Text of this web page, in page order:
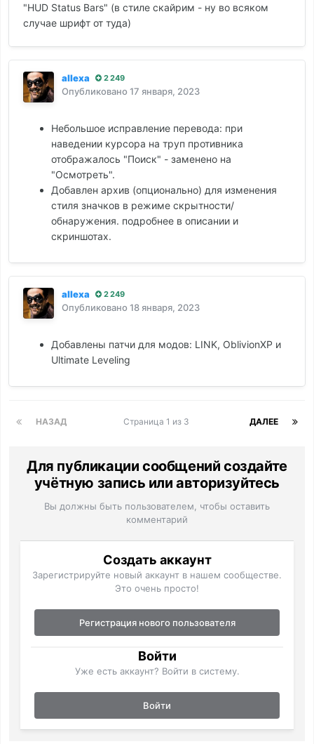
"HUD Status Bars" (в стиле скайрим - ну во всяком
случае шрифт от туда)
allexa 2 249
Опубликовано 17 января, 2023
Небольшое исправление перевода: при
наведении курсора на труп противника
отображалось "Поиск" - заменено на
"Осмотреть".
Добавлен архив (опционально) для изменения
стиля значков в режиме скрытности/
обнаружения. подробнее в описании и
скриншотах.
allexa 2 249
Опубликовано 18 января, 2023
Добавлены патчи для модов: LINK, OblivionXP и
Ultimate Leveling
НАЗАД ДАЛЕЕ
Страница 1 из 3
Для публикации сообщений создайте
учётную запись или авторизуйтесь
Вы должны быть пользователем, чтобы оставить
комментарий
Создать аккаунт
Зарегистрируйте новый аккаунт в нашем сообществе.
Это очень просто!
Регистрация нового пользователя
Войти
Уже есть аккаунт? Войти в систему.
Войти